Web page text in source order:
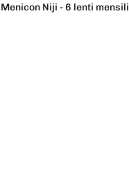
Menicon Niji - 6 lenti mensili